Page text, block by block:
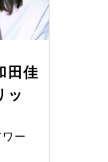
田佳
ッ
ー